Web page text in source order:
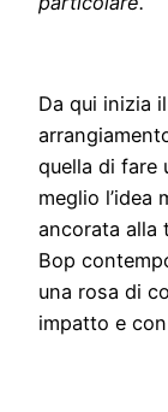
Da qui inizia
quella di fare
meglio l’idea
ancorata alla
Bop
una rosa di
impatto e